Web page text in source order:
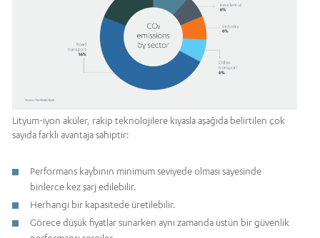
Lityum-iyon aküler, rakip teknolojilere kıyasla aşağıda belirtilen çok
sayıda farklı avantaja sahiptir:
Performans kaybının minimum seviyede olması sayesinde
binlerce kez şarj edilebilir.
Herhangi bir kapasitede üretilebilir.
Görece düşük fiyatlar sunarken aynı zamanda üstün bir güvenlik